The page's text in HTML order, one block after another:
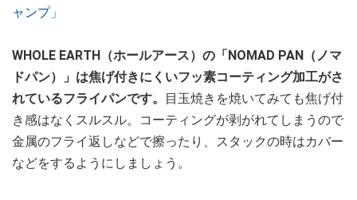
ャンプ」
WHOLE EARTH（ホールアース）の「NOMAD PAN（ノマ
ドパン）」は焦げ付きにくいフッ素コーティング加工がさ
れているフライパンです。
目玉焼きを焼いてみても焦げ付
き感はなくスルスル。コーティングが剥がれてしまうので
金属のフライ返しなどで擦ったり、スタックの時はカバー
などをするようにしましょう。